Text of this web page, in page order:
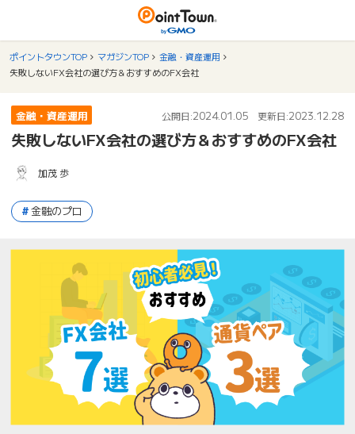
ポイントタウンTOP マガジンTOP
金融・資産運用
失敗しないFX会社の選び方＆おすすめのFX会社
金融・資産運用 公開日:2024.01.05 更新日:2023.12.28
失敗しないFX会社の選び方＆おすすめのFX会社
加茂 歩
金融のプロ